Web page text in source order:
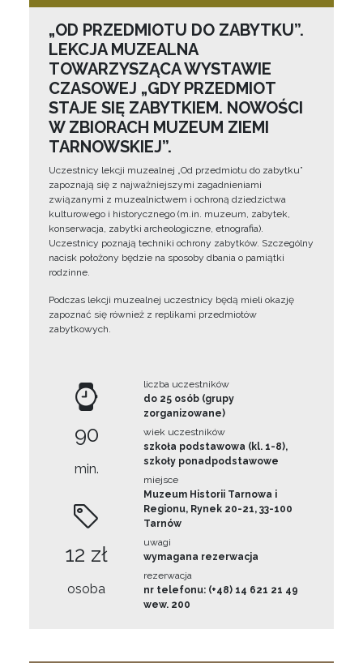
„OD PRZEDMIOTU DO ZABYTKU”.
LEKCJA MUZEALNA
TOWARZYSZĄCA WYSTAWIE
CZASOWEJ „GDY PRZEDMIOT
STAJE SIĘ ZABYTKIEM. NOWOŚCI
W ZBIORACH MUZEUM ZIEMI
TARNOWSKIEJ”.
Uczestnicy lekcji muzealnej „Od przedmiotu do zabytku”
zapoznają się z najważniejszymi zagadnieniami
związanymi z muzealnictwem i ochroną dziedzictwa
kulturowego i historycznego (m.in. muzeum, zabytek,
konserwacja, zabytki archeologiczne, etnografia).
Uczestnicy poznają techniki ochrony zabytków. Szczególny
nacisk położony będzie na sposoby dbania o pamiątki
rodzinne.
Podczas lekcji muzealnej uczestnicy będą mieli okazję
zapoznać się również z replikami przedmiotów
zabytkowych.
90
min.
12 zł
osoba
liczba uczestników
do 25 osób (grupy
zorganizowane)
wiek uczestników
szkoła podstawowa (kl. 1-8),
szkoły ponadpodstawowe
miejsce
Muzeum Historii Tarnowa i
Regionu, Rynek 20-21, 33-100
Tarnów
uwagi
wymagana rezerwacja
rezerwacja
nr telefonu: (+48) 14 621 21 49
wew. 200